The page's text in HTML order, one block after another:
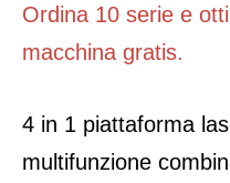
Ordina 10 serie e
macchina gratis.
4 in 1 piattaforma
multifunzione